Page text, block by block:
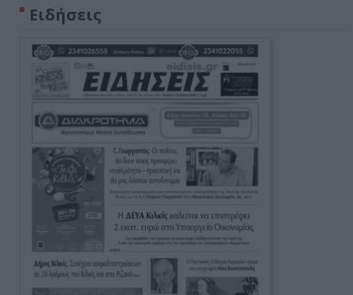
Ειδήσεις